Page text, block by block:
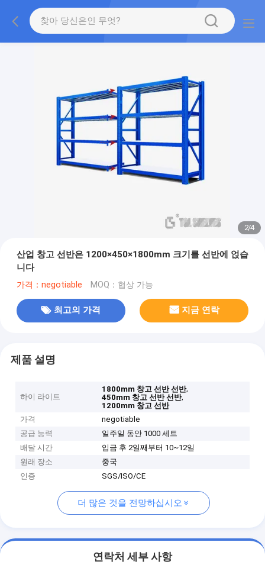
2/4
산업 창고 선반은 1200×450×1800mm 크기를 선반에 얹습
니다
가격：negotiable MOQ：협상 가능
최고의 가격 지금 연락
제품 설명
하이 라이트
1800mm 창고 선반 선반,
450mm 창고 선반 선반,
1200mm 창고 선반
가격
negotiable
공급 능력
일주일 동안 1000 세트
배달 시간
입금 후 2일째부터 10~12일
원래 장소
중국
인증
SGS/ISO/CE
더 많은 것을 전망하십시오
연락처 세부 사항